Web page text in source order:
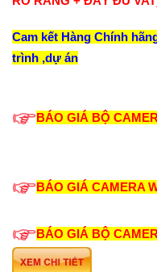
Cam kết Hàng Chính
trình ,dự án
BÁO GIÁ BỘ
BÁO GIÁ CAMERA
BÁO GIÁ BỘ